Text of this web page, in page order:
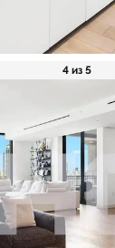
4 из 5